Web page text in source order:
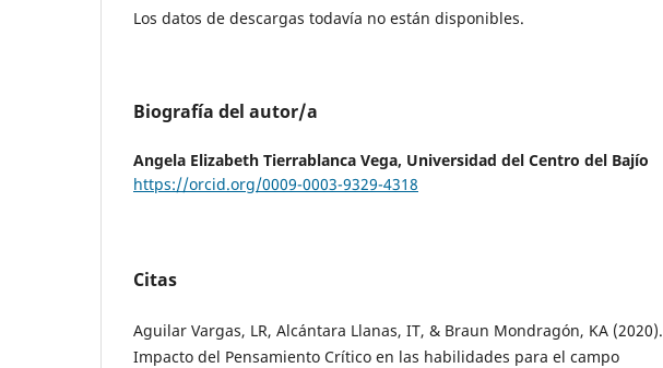
Los datos de descargas todavía no están disponibles.
Biografía del autor/a
Angela Elizabeth Tierrablanca Vega, Universidad del Centro del Bajío
https://orcid.org/0009-0003-9329-4318
Citas
Aguilar Vargas, LR, Alcántara Llanas, IT, & Braun Mondragón, KA (2020).
Impacto del Pensamiento Crítico en las habilidades para el campo